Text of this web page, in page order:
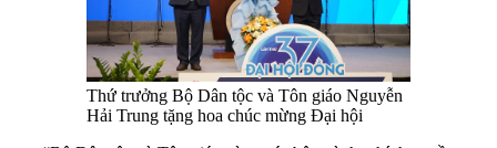
Thứ trưởng Bộ Dân tộc và Tôn giáo Nguyễn
Hải Trung tặng hoa chúc mừng Đại hội